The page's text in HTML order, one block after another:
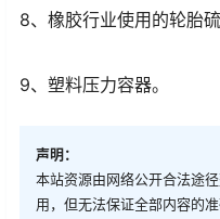
8、橡胶行业使用的轮胎
9、塑料压力容器。
声明：
本站资源由网络公开合法途
用，但无法保证全部内容的